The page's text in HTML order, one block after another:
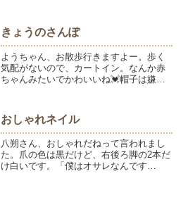
きょうのさんぽ
ようちゃん、お散歩行きますよー。歩く
気配がないので、カートイン。なんか赤
ちゃんみたいでかわいいね💓帽子は嫌い
ロの日でした。足洗わなくて済むね。ラ
クさせてくれてありがとう...
おしゃれネイル
八朔さん、おしゃれだねって言われまし
た。爪の色は黒だけど、右後ろ脚の2本だ
け白いです。「僕はオサレなんです